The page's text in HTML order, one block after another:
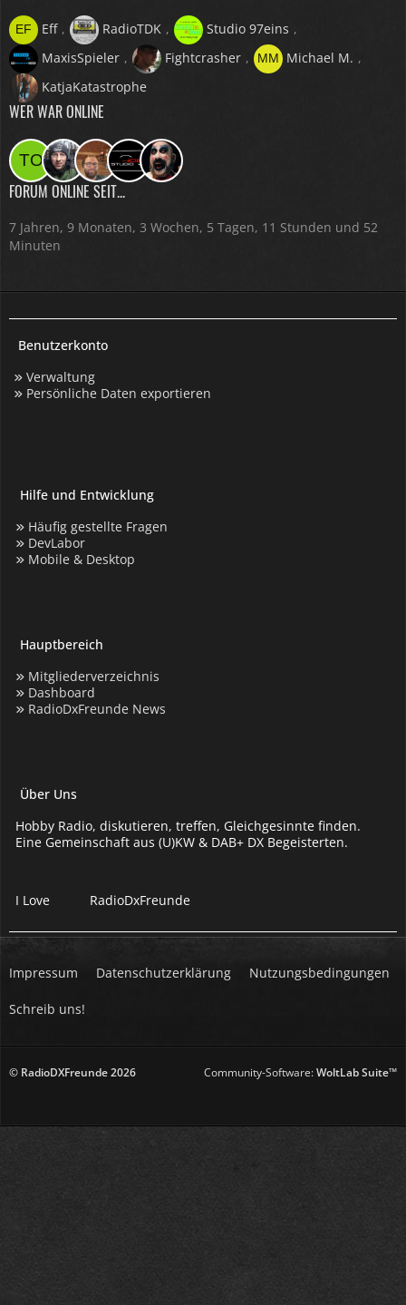
Eff RadioTDK
Studio 97eins
MaxisSpieler
Fightcrasher
Michael M.
KatjaKatastrophe
WER WAR ONLINE
FORUM ONLINE SEIT...
7 Jahren, 9 Monaten, 3 Wochen, 5 Tagen, 11 Stunden und 52
Minuten
Benutzerkonto
Verwaltung
Persönliche Daten exportieren
Hilfe und Entwicklung
Häufig gestellte Fragen
DevLabor
Mobile & Desktop
Hauptbereich
Mitgliederverzeichnis
Dashboard
RadioDxFreunde News
Über Uns
Hobby Radio, diskutieren, treffen, Gleichgesinnte finden.
Eine Gemeinschaft aus (U)KW & DAB+ DX Begeisterten.
I Love RadioDxFreunde
Impressum Datenschutzerklärung Nutzungsbedingungen
Schreib uns!
© RadioDXFreunde2026 Community-Software:WoltLab Suite™